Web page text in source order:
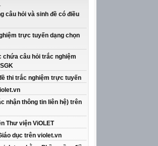
câu hỏi và sinh đề có điều
trực tuyến dạng chọn
chứa câu hỏi trắc nghiệm
thi trắc nghiệm trực tuyến
nhận thông tin liên hệ) trên
Thư viện ViOLET
dục trên violet.vn